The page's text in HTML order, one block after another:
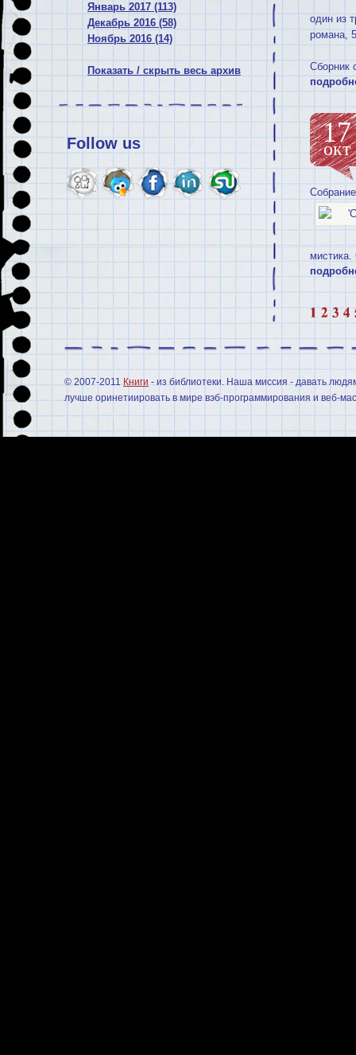
Январь 2017 (113)
Декабрь 2016 (58)
Ноябрь 2016 (14)
Показать / скрыть весь архив
Follow us
один из
романа,
Сборник
17
окт
© 2007-2011 Книги - из библиотеки. Наша миссия - давать
лучше оринетиировать в мире вэб-программирования и веб-